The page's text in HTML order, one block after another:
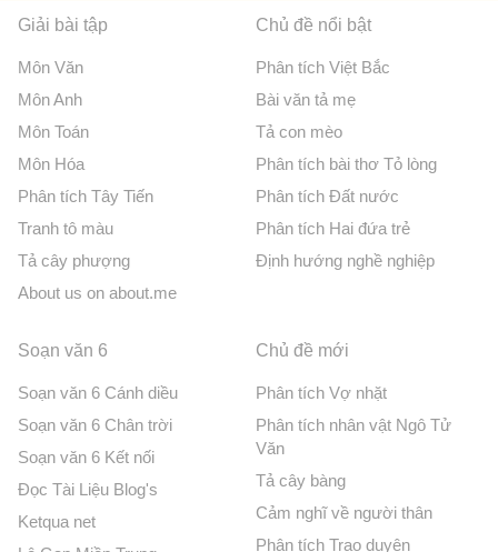
Giải bài tập
Môn Văn
Môn Anh
Môn Toán
Môn Hóa
Phân tích Tây Tiến
Tranh tô màu
Tả cây phượng
About us on about.me
Chủ đề nổi bật
Phân tích Việt Bắc
Bài văn tả mẹ
Tả con mèo
Phân tích bài thơ Tỏ lòng
Phân tích Đất nước
Phân tích Hai đứa trẻ
Định hướng nghề nghiệp
Soạn văn 6
Soạn văn 6 Cánh diều
Soạn văn 6 Chân trời
Soạn văn 6 Kết nối
Đọc Tài Liệu Blog's
Ketqua net
Chủ đề mới
Phân tích Vợ nhặt
Phân tích nhân vật Ngô Tử
Văn
Tả cây bàng
Cảm nghĩ về người thân
Phân tích Trao duyên